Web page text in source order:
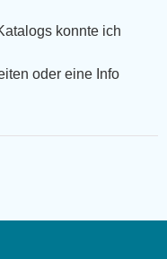
konnte ich
oder eine Info